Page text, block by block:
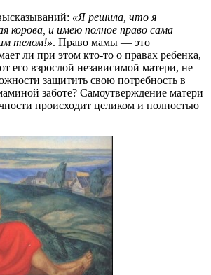
«Я решила, что я
корова, и имею полное право сама
телом!». Право мамы ― это
ли при этом кто-то о правах ребенка,
его взрослой независимой матери, не
защитить свою потребность в
заботе? Самоутверждение матери
происходит целиком и полностью